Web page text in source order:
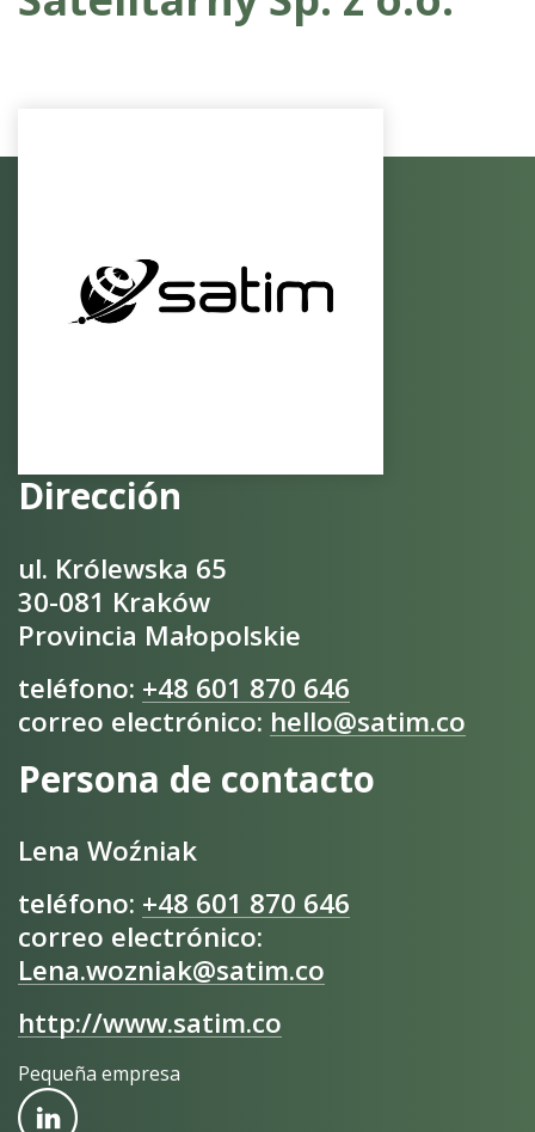
Dirección
ul. Królewska 65
30-081 Kraków
Provincia Małopolskie
teléfono: +48 601 870 646
correo electrónico: hello@satim.co
Persona de contacto
Lena Woźniak
teléfono: +48 601 870 646
correo electrónico:
Lena.wozniak@satim.co
http://www.satim.co
Pequeña empresa